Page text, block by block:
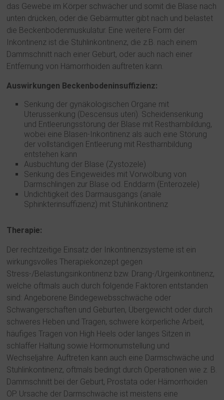
das Gewebe im Körper schwächer und somit die Blase nach
unten drücken, oder die Gebärmutter gibt nach und belastet
die Beckenbodenmuskulatur. Eine weitere Form der
Inkontinenz ist die Stuhlinkontinenz, die z.B. nach einem
Dammschnitt nach einer Geburt, oder auch nach einer
Entfernung von Hämorrhoiden auftreten kann.
Auswirkungen Beckenbodeninsuffizienz:
Senkung der gynäkologischen Organe mit
Uterussenkung (Descensus uteri). Scheidensenkung
und Entleerungsstörung der Blase mit Restharnbildung,
wobei eine Blasen-Inkontinenz als auch eine Störung
der vollständigen Entleerung mit Restharnbildung
entstehen kann
Ausbuchtung der Blase (Zystozele)
Senkung des Eingeweides mit Vorwölbung von
Darmschlingen zur Blase od. Enddarm (Enterozele)
Undichtigkeit des Darmausgangs (anale
Sphinkterinsuffizienz) mit Stuhlinkontinenz
Therapie:
Der rechtzeitige Einsatz der Inkontinenzsysteme ist ein
wirkungsvolles Therapiekonzept gegen
Stress-/Belastungsinkontinenz bzw. Drang-/Urgeinkontinenz,
welche oftmals auch durch folgende Faktoren entstanden
sind: Angeborene Bindegewebsschwäche oder
Schwangerschaften und Geburten, Übergewicht oder durch
schweres Heben und Tragen, schwere körperliche Arbeit,
häufiges Tragen von High Heels oder langes Sitzen in
schlaffer Haltung sowie Hormonumstellung und
Wechseljahre. Auftreten kann auch eine Darmschwäche und
Stuhlinkontinenz, oftmals bedingt durch Operationen wie z. B.
Dammschnitt bei der Geburt, Prostata oder Hämorrhoiden
OP. Ursache der Darmschwäche ist meistens eine